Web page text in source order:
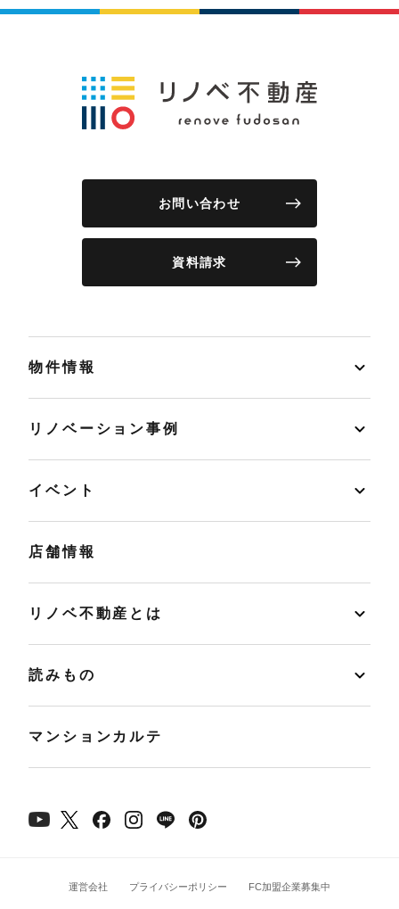
お問い合わせ
資料請求
物件情報
リノベーション事例
イベント
店舗情報
リノベ不動産とは
読みもの
マンションカルテ
運営会社 プライバシーポリシー FC加盟企業募集中